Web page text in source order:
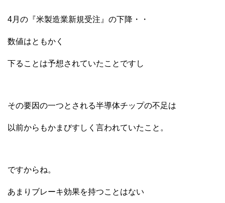
4月の『米製造業新規受注』の下降・・
数値はともかく
下ることは予想されていたことですし
その要因の一つとされる半導体チップの不足は
以前からもかまびすしく言われていたこと。
ですからね。
あまりブレーキ効果を持つことはない